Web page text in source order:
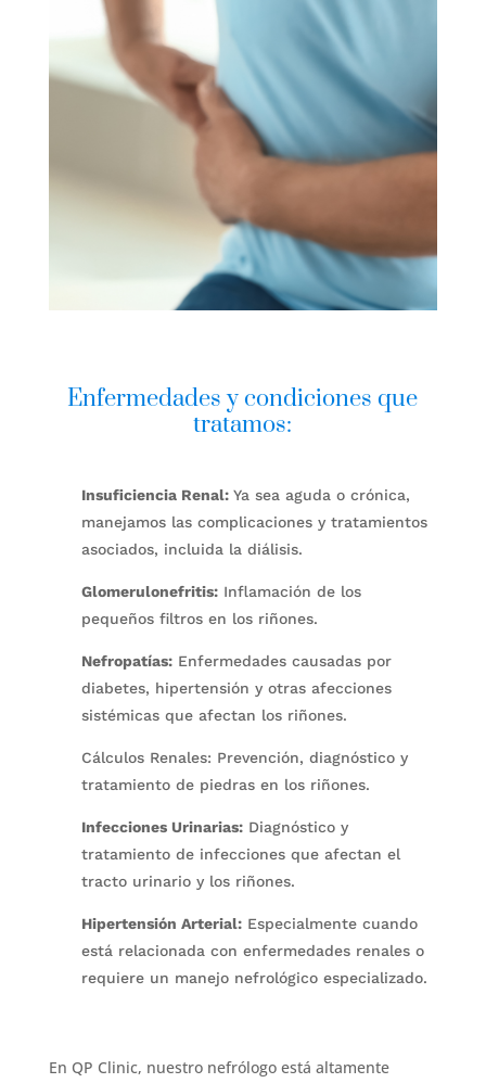
Enfermedades y condiciones que
tratamos:
Insuficiencia Renal:Ya sea aguda o crónica,
manejamos las complicaciones y tratamientos
asociados, incluida la diálisis.
Glomerulonefritis:Inflamación de los
pequeños filtros en los riñones.
Nefropatías:Enfermedades causadas por
diabetes, hipertensión y otras afecciones
sistémicas que afectan los riñones.
Cálculos Renales: Prevención, diagnóstico y
tratamiento de piedras en los riñones.
Infecciones Urinarias:Diagnóstico y
tratamiento de infecciones que afectan el
tracto urinario y los riñones.
Hipertensión Arterial:Especialmente cuando
está relacionada con enfermedades renales o
requiere un manejo nefrológico especializado.
En QP Clinic, nuestro nefrólogo está altamente